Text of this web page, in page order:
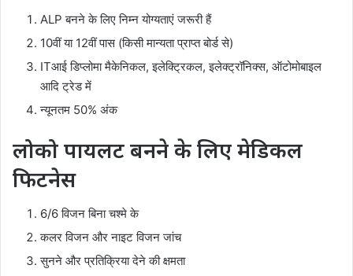
ALP बनने के लिए निम्न योग्यताएं जरूरी हैं
10वीं या 12वीं पास (किसी मान्यता प्राप्त बोर्ड से)
ITआई डिप्लोमा मैकेनिकल, इलेक्ट्रिकल, इलेक्ट्रॉनिक्स, ऑटोमोबाइल
आदि ट्रेड में
न्यूनतम 50% अंक
लोको पायलट बनने के लिए मेडिकल
फिटनेस
6/6 विजन बिना चश्मे के
कलर विजन और नाइट विजन जांच
सुनने और प्रतिक्रिया देने की क्षमता